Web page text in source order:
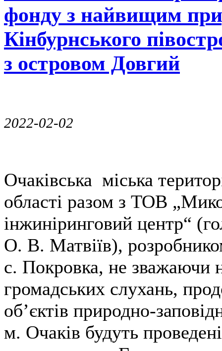
фонду з найвищим
Кінбурнського
з островом Довгий
2022-02-02
Очаківська міська
області разом з ТОВ
інжиніринговий центр“
О. В. Матвіїв),
с. Покровка, не зважаючи
громадських слухань,
об’єктів природно-
м. Очаків будуть